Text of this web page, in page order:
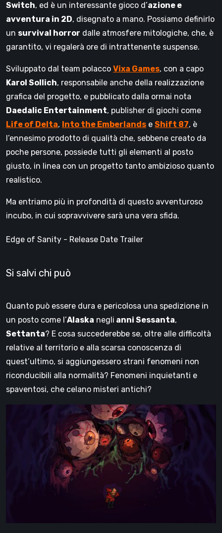
Switch, ed è un interessante gioco d’azione e
avventura in 2D, disegnato a mano. Possiamo definirlo
un survival horror dalle atmosfere mitologiche, che, è
garantito, vi regalerà ore di intrattenente suspense.
Sviluppato dal team polacco Vixa Games, con a capo
Karol Sollich, responsabile anche della realizzazione
grafica del progetto, e pubblicato dalla ormai nota
Daedalic Entertainment, publisher di giochi come
Life of Delta, Into the Emberlands e Shift 87, è
l’ennesimo prodotto di qualità che, sebbene creato da
poche persone, possiede tutti gli elementi al posto
giusto, in linea con un progetto tanto ambizioso quanto
realistico.
Ma entriamo più in profondità di questo avventuroso
incubo, in cui sopravvivere sarà una vera sfida.
Edge of Sanity - Release Date Trailer
Si salvi chi può
Quanto può essere dura e pericolosa una spedizione in
un posto come l’Alaska negli anni Sessanta,
Settanta? E cosa succederebbe se, oltre alle difficoltà
relative al territorio e alla scarsa conoscenza di
quest’ultimo, si aggiungessero strani fenomeni non
riconducibili alla normalità? Fenomeni inquietanti e
spaventosi, che celano misteri antichi?